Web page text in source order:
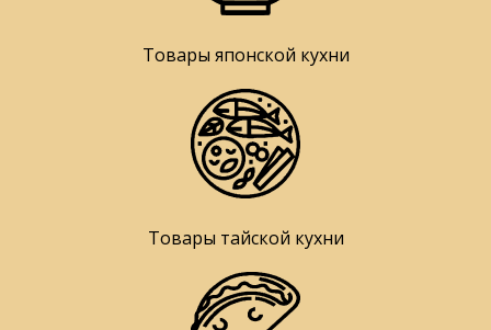
Товары японской кухни
Товары тайской кухни